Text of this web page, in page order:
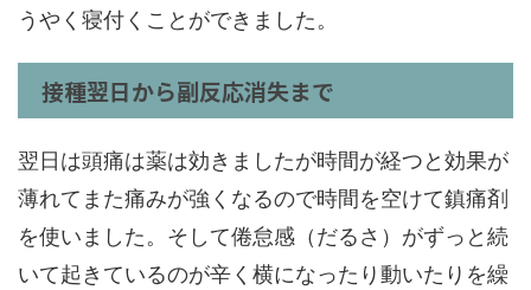
うやく寝付くことができました。
接種翌日から副反応消失まで
翌日は頭痛は薬は効きましたが時間が経つと効果が
薄れてまた痛みが強くなるので時間を空けて鎮痛剤
を使いました。そして倦怠感（だるさ）がずっと続
いて起きているのが辛く横になったり動いたりを繰